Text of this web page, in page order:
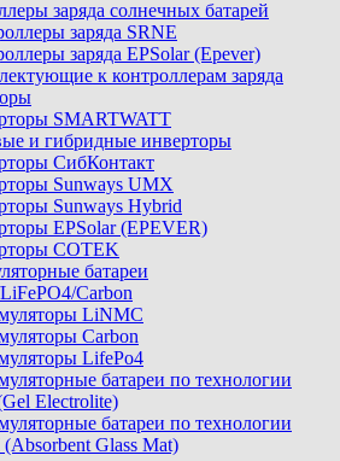
заряда солнечных батарей
заряда SRNE
заряда EPSolar (Epever)
к контроллерам заряда
SMARTWATT
и гибридные инверторы
СибКонтакт
Sunways UMX
Sunways Hybrid
EPSolar (EPEVER)
COTEK
батареи
Carbon
LiNMC
Carbon
LifePo4
батареи по технологии
Electrolite)
батареи по технологии
Glass Mat)